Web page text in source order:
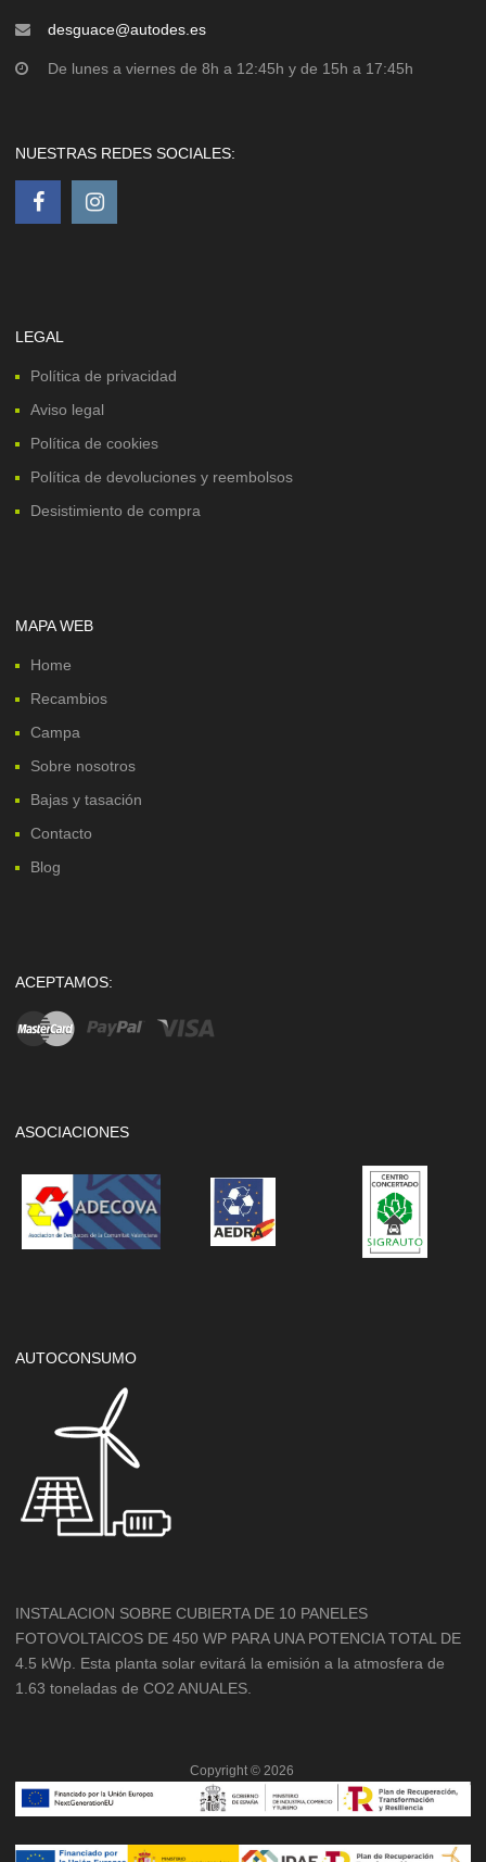
desguace@autodes.es
De lunes a viernes de 8h a 12:45h y de 15h a 17:45h
NUESTRAS REDES SOCIALES:
LEGAL
Política de privacidad
Aviso legal
Política de cookies
Política de devoluciones y reembolsos
Desistimiento de compra
MAPA WEB
Home
Recambios
Campa
Sobre nosotros
Bajas y tasación
Contacto
Blog
ACEPTAMOS:
ASOCIACIONES
AUTOCONSUMO
INSTALACION SOBRE CUBIERTA DE 10 PANELES
FOTOVOLTAICOS DE 450 WP PARA UNA POTENCIA TOTAL DE
4.5 kWp. Esta planta solar evitará la emisión a la atmosfera de
1.63 toneladas de CO2 ANUALES.
Copyright © 2026